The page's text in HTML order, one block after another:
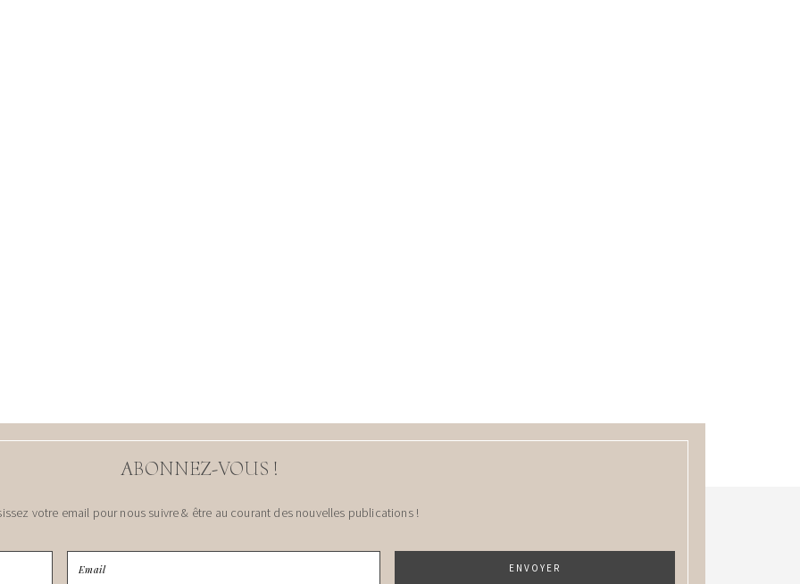
ABONNEZ-VOUS !
votre email pour nous suivre & être au courant des nouvelles publications !